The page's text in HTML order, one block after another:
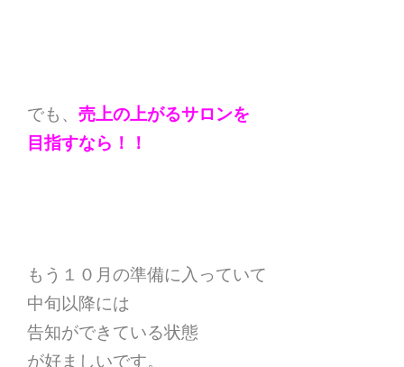
でも、 売上の上がるサロンを
目指すなら！！
もう１０月の準備に入っていて
中旬以降には
告知ができている状態
が好ましいです。